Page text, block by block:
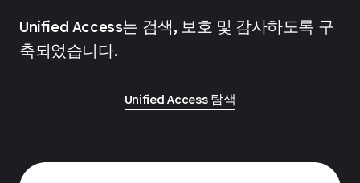
Unified Access는 검색, 보호 및 감사하도록 구
축되었습니다.
Unified Access 탐색